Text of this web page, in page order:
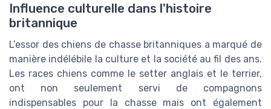
Influence culturelle dans l'histoire
britannique
L’essor des chiens de chasse britanniques a marqué de
manière indélébile la culture et la société au fil des ans.
Les races chiens comme le setter anglais et le terrier,
ont non seulement servi de compagnons
indispensables pour la chasse mais ont également